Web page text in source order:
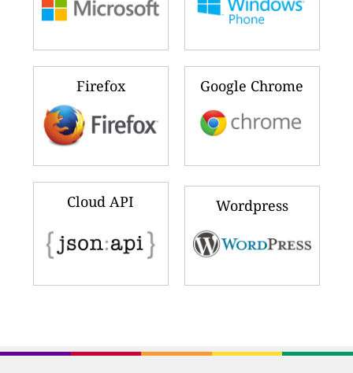
Google Chrome
Firefox
Wordpress
Cloud API